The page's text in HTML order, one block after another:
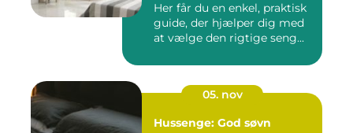
Her får du en enkel, praktisk
guide, der hjælper dig med
at vælge den rigtige seng...
05. nov
Hussenge: God søvn